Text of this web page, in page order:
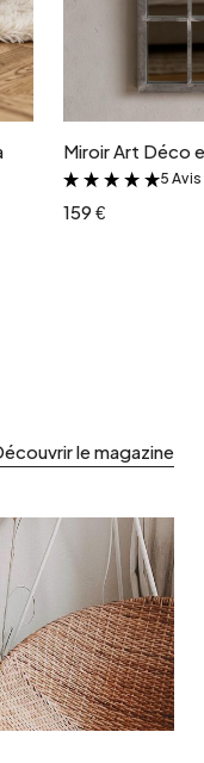
Miroir Art Déco
&
5 Avis
159 €
le magazine